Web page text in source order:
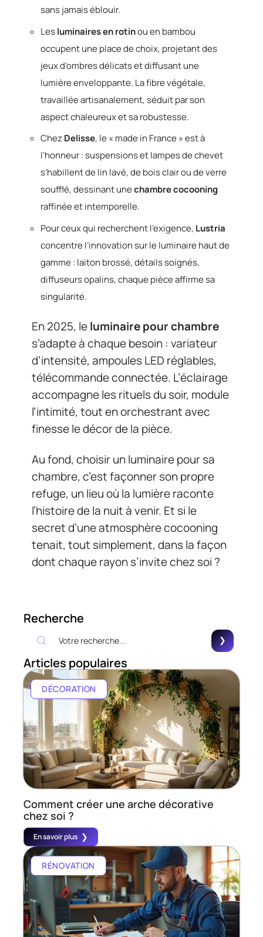
sans jamais éblouir.
Lesluminaires en rotinou en bambou
occupent une place de choix, projetant des
jeux d’ombres délicats et diffusant une
lumière enveloppante. La fibre végétale,
travaillée artisanalement, séduit par son
aspect chaleureux et sa robustesse.
ChezDelisse, le « made in France » est à
l’honneur : suspensions et lampes de chevet
s’habillent de lin lavé, de bois clair ou de verre
soufflé, dessinant unechambre cocooning
raffinée et intemporelle.
Pour ceux qui recherchent l’exigence, Lustria
concentre l’innovation sur le luminaire haut de
gamme : laiton brossé, détails soignés,
diffuseurs opalins, chaque pièce affirme sa
singularité.
En 2025, leluminaire pour chambre
s’adapte à chaque besoin : variateur
d’intensité, ampoules LED réglables,
télécommande connectée. L’éclairage
accompagne les rituels du soir, module
l’intimité, tout en orchestrant avec
finesse le décor de la pièce.
Au fond, choisir un luminaire pour sa
chambre, c’est façonner son propre
refuge, un lieu où la lumière raconte
l’histoire de la nuit à venir. Et si le
secret d’une atmosphère cocooning
tenait, tout simplement, dans la façon
dont chaque rayon s’invite chez soi ?
Recherche
Articles populaires
DÉCORATION
Comment créer une arche décorative
chez soi ?
En savoir plus
RÉNOVATION